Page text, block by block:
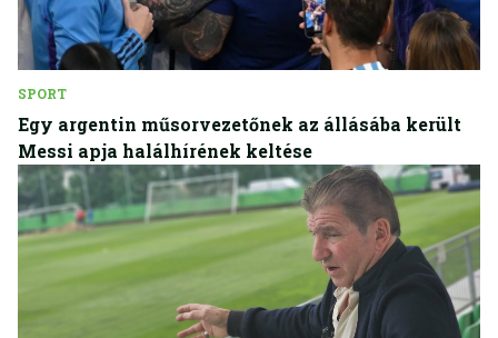
SPORT
Egy argentin műsorvezetőnek az állásába került
Messi apja halálhírének keltése